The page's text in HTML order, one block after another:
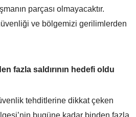
parçası olmayacaktır.
ve bölgemizi gerilimlerden
fazla saldırının hedefi oldu
tehditlerine dikkat çeken
bugüne kadar binden fazla